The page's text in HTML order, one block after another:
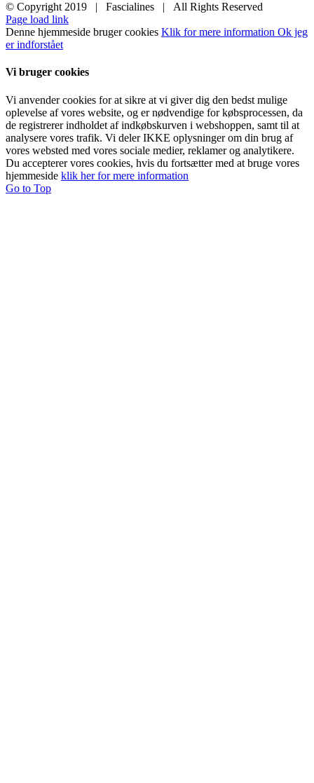
© Copyright 2019 | Fascialines | All Rights Reserved
Page load link
Denne hjemmeside bruger cookies Klik for mere information Ok jeg
er indforstået
Vi bruger cookies
Vi anvender cookies for at sikre at vi giver dig den bedst mulige
oplevelse af vores website, og er nødvendige for købsprocessen, da
de registrerer indholdet af indkøbskurven i webshoppen, samt til at
analysere vores trafik. Vi deler IKKE oplysninger om din brug af
vores websted med vores sociale medier, reklamer og analytikere.
Du accepterer vores cookies, hvis du fortsætter med at bruge vores
hjemmeside klik her for mere information
Go to Top